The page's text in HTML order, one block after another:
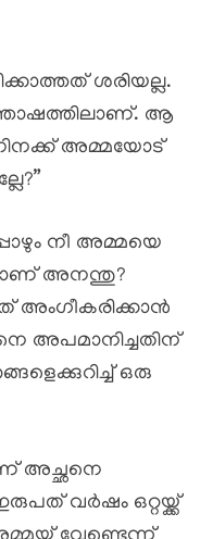
ശരിയല്ല.
ആ
അമ്മയോട്
നീ അമ്മയെ
അനന്തു?
അംഗീകരിക്കാൻ
അപമാനിച്ചതിന്
ഒരു
അച്ഛനെ
വർഷം ഒറ്റയ്ക്ക്